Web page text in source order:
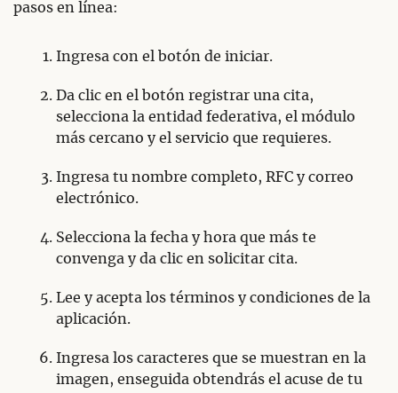
pasos en línea:
Ingresa con el botón de iniciar.
Da clic en el botón registrar una cita,
selecciona la entidad federativa, el módulo
más cercano y el servicio que requieres.
Ingresa tu nombre completo, RFC y correo
electrónico.
Selecciona la fecha y hora que más te
convenga y da clic en solicitar cita.
Lee y acepta los términos y condiciones de la
aplicación.
Ingresa los caracteres que se muestran en la
imagen, enseguida obtendrás el acuse de tu